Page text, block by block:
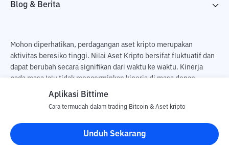
Blog & Berita
Mohon diperhatikan, perdagangan aset kripto merupakan
aktivitas beresiko tinggi. Nilai Aset Kripto bersifat fluktuatif dan
dapat berubah secara signifikan dari waktu ke waktu. Kinerja
pada masa lalu tidak mencerminkan kinerja di masa depan.
Terdapat risiko kehilangan sebagai dampak dari membeli dan
pengguna. PT Utama Aset Digital Indonesia (Bittime) tidak
bertanggung jawab atas perubahan fluktuasi dari nilai tukar Aset
Kripto.
Aplikasi Bittime
Cara termudah dalam trading Bitcoin & Aset kripto
Unduh Sekarang